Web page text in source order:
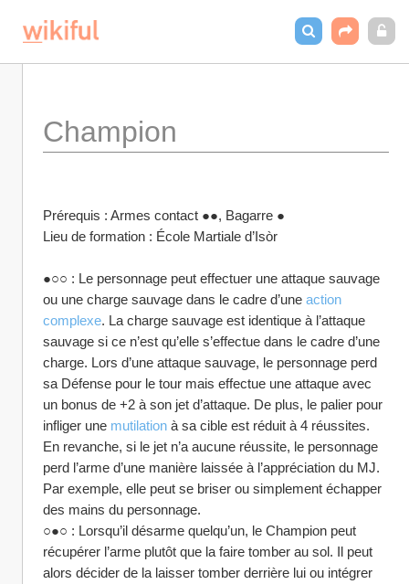
Champion
Prérequis : Armes contact ●●, Bagarre ●
Lieu de formation : École Martiale d’Isòr
●○○ : Le personnage peut effectuer une attaque sauvage
ou une charge sauvage dans le cadre d’une action
complexe. La charge sauvage est identique à l’attaque
sauvage si ce n’est qu’elle s’effectue dans le cadre d’une
charge. Lors d’une attaque sauvage, le personnage perd
sa Défense pour le tour mais effectue une attaque avec
un bonus de +2 à son jet d’attaque. De plus, le palier pour
infliger une mutilation à sa cible est réduit à 4 réussites.
En revanche, si le jet n’a aucune réussite, le personnage
perd l’arme d’une manière laissée à l’appréciation du MJ.
Par exemple, elle peut se briser ou simplement échapper
des mains du personnage.
○●○ : Lorsqu’il désarme quelqu’un, le Champion peut
récupérer l’arme plutôt que la faire tomber au sol. Il peut
alors décider de la laisser tomber derrière lui ou intégrer